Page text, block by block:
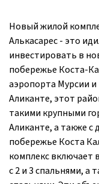
Новый жилой
Алькасарес - это
инвестировать в
побережье Коста-
аэропорта Мурсии
Аликанте, этот
такими крупными
Аликанте, а также
побережье Коста
комплекс включает
с 2 и 3 спальнями, а